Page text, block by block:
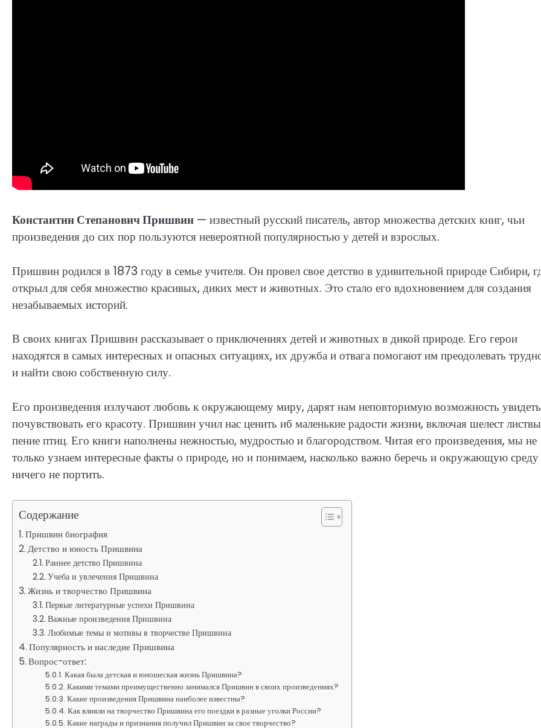
Константин Степанович Пришвин — известный русский писатель, автор множества детских книг, чьи
произведения до сих пор пользуются невероятной популярностью у детей и взрослых.
Пришвин родился в 1873 году в семье учителя. Он провел свое детство в удивительной природе Сибири,
открыл для себя множество красивых, диких мест и животных. Это стало его вдохновением для создания
незабываемых историй.
В своих книгах Пришвин рассказывает о приключениях детей и животных в дикой природе. Его герои
находятся в самых интересных и опасных ситуациях, их дружба и отвага помогают им преодолевать
и найти свою собственную силу.
Его произведения излучают любовь к окружающему миру, дарят нам неповторимую возможность
почувствовать его красоту. Пришвин учил нас ценить иб маленькие радости жизни, включая шелест
пение птиц. Его книги наполнены нежностью, мудростью и благородством. Читая его произведения, мы не
только узнаем интересные факты о природе, но и понимаем, насколько важно беречь и окружающую
ничего не портить.
Содержание
Пришвин биография
Детство и юность Пришвина
Раннее детство Пришвина
Учеба и увлечения Пришвина
Жизнь и творчество Пришвина
Первые литературные успехи Пришвина
Важные произведения Пришвина
Любимые темы и мотивы в творчестве Пришвина
Популярность и наследие Пришвина
Вопрос-ответ:
Какая была детская и юношеская жизнь Пришвина?
Какими темами преимущественно занимался Пришвин в своих произведениях?
Какие произведения Пришвина наиболее известны?
Как влияли на творчество Пришвина его поездки в разные уголки России?
Какие награды и признания получил Пришвин за свое творчество?